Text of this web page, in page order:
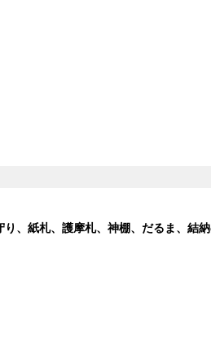
り、紙札、護摩札、神棚、だるま、結